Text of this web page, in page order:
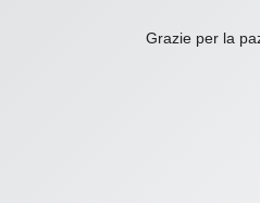
Grazie per la